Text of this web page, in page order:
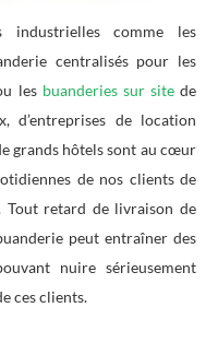
industrielles comme les
centralisés pour les
les buanderies sur sitede
d’entreprises de location
grands hôtels sont au cœur
de nos clients de
Tout retard de livraison de
peut entraîner des
nuire sérieusement
ces clients.